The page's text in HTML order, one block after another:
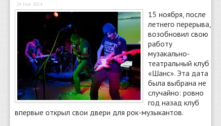
Справочник
Погода
О сайте
Найти
24 Ноя 2014
15 ноября, после
летнего перерыва,
возобновил свою
работу
музакально-
театральный клуб
«Шанс». Эта дата
была выбрана не
случайно: ровно
год назад клуб
впервые открыл свои двери для рок-музыкантов.